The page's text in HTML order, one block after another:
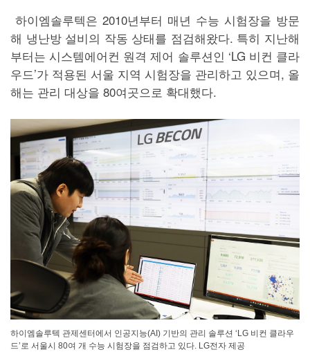
하이엠솔루텍은 2010년부터 매년 수능 시험장을 방문
해 냉난방 설비의 작동 상태를 점검해왔다. 특히 지난해
부터는 시스템에어컨 원격 제어 솔루션인 ‘LG 비컨 클라
우드’가 적용된 서울 지역 시험장을 관리하고 있으며, 올
해는 관리 대상을 80여곳으로 확대했다.
하이엠솔루텍 관제센터에서 인공지능(AI) 기반의 관리 솔루션 ‘LG 비컨 클라우
드’로 서울시 80여 개 수능 시험장을 점검하고 있다. LG전자 제공